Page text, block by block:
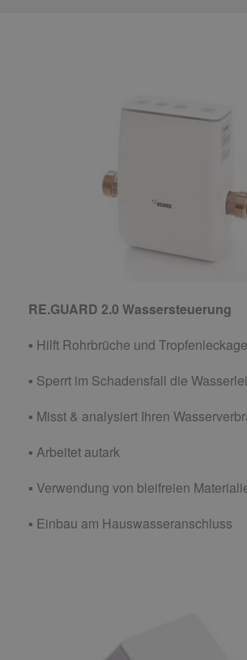
RE.GUARD 2.0 Wassersteuerung
▪ Hilft Rohrbrüche und
▪ Sperrt im Schadensfall die
▪ Misst & analysiert Ihren
▪ Arbeitet autark
▪ Verwendung von bleifreien
▪ Einbau am Hauswasseranschluss